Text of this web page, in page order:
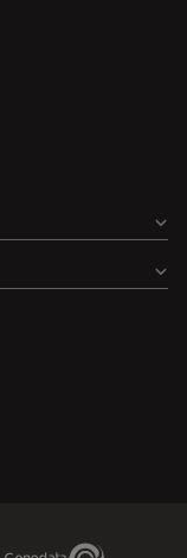
Genedata Link